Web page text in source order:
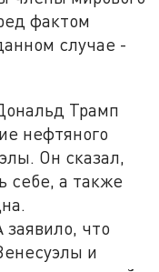
фактом
случае -
Трамп
нефтяного
Он сказал,
себе, а также
что
и